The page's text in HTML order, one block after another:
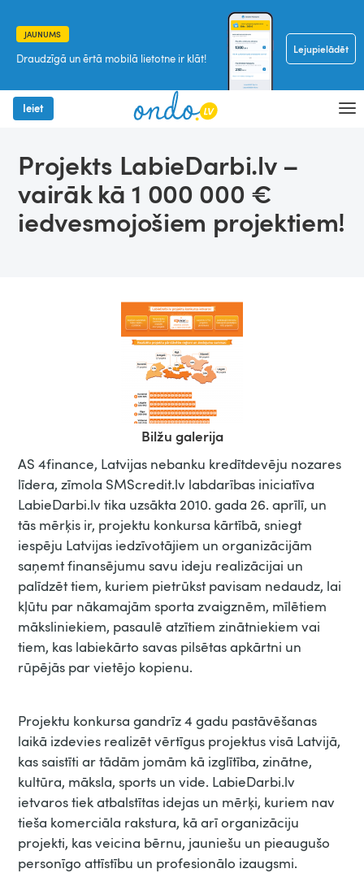
JAUNUMS
Draudzīgā un ērtā mobilā lietotne ir klāt!
Lejupielādēt
Ieiet
Projekts LabieDarbi.lv –
vairāk kā 1 000 000 €
iedvesmojošiem projektiem!
Bilžu galerija
AS 4finance, Latvijas nebanku kredītdevēju nozares
līdera, zīmola SMScredit.lv labdarības iniciatīva
LabieDarbi.lv tika uzsākta 2010. gada 26. aprīlī, un
tās mērķis ir, projektu konkursa kārtībā, sniegt
iespēju Latvijas iedzīvotājiem un organizācijām
saņemt finansējumu savu ideju realizācijai un
palīdzēt tiem, kuriem pietrūkst pavisam nedaudz, lai
kļūtu par nākamajām sporta zvaigznēm, mīlētiem
māksliniekiem, pasaulē atzītiem zinātniekiem vai
tiem, kas labiekārto savas pilsētas apkārtni un
rūpējās par vietējo kopienu.
Projektu konkursa gandrīz 4 gadu pastāvēšanas
laikā izdevies realizēt vērtīgus projektus visā Latvijā,
kas saistīti ar tādām jomām kā izglītība, zinātne,
kultūra, māksla, sports un vide. LabieDarbi.lv
ietvaros tiek atbalstītas idejas un mērķi, kuriem nav
tieša komerciāla rakstura, kā arī organizāciju
projekti, kas veicina bērnu, jauniešu un pieaugušo
personīgo attīstību un profesionālo izaugsmi.